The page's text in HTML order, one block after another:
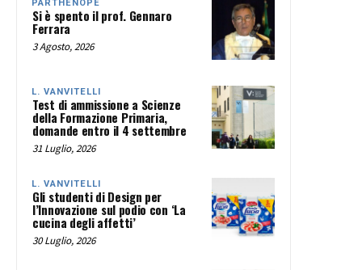
PARTHENOPE
Si è spento il prof. Gennaro
Ferrara
3 Agosto, 2026
L. VANVITELLI
Test di ammissione a Scienze
della Formazione Primaria,
domande entro il 4 settembre
31 Luglio, 2026
L. VANVITELLI
Gli studenti di Design per
l’Innovazione sul podio con ‘La
cucina degli affetti’
30 Luglio, 2026